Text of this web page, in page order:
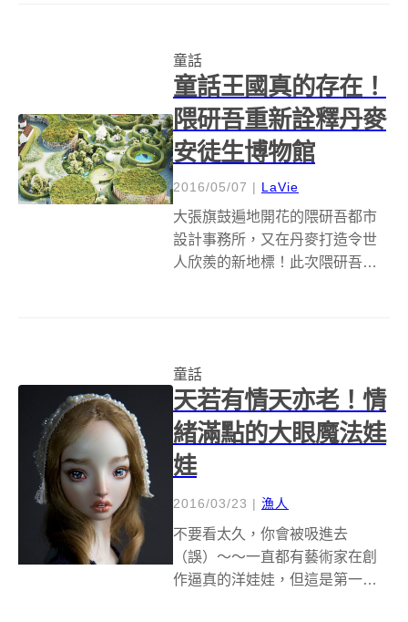
──荷蘭。 I...
童話
童話王國真的存在！
隈研吾重新詮釋丹麥
安徒生博物館
2016/05/07 | LaVie
大張旗鼓遍地開花的隈研吾都市
設計事務所，又在丹麥打造令世
人欣羨的新地標！此次隈研吾打
話大師安...
童話
天若有情天亦老！情
緒滿點的大眼魔法娃
娃
2016/03/23 | 漁人
不要看太久，你會被吸進去
（誤）～～一直都有藝術家在創
作逼真的洋娃娃，但這是第一個